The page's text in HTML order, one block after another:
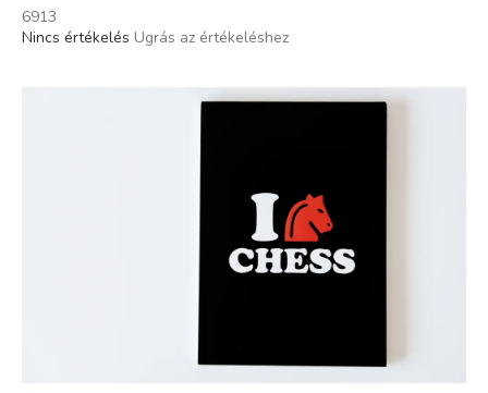
6913
A
Nincs értékelés Ugrás az értékeléshez